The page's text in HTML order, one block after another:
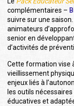
complémentaires –
suivre sur une
animateurs
senior en
d’activités de
Cette formation vise
vieillissement
enjeux liés à
les outils
éducatives et